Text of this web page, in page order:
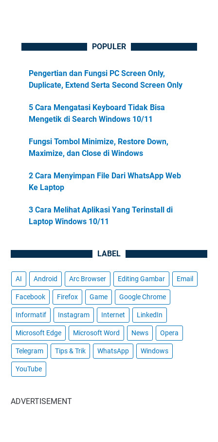
POPULER
Pengertian dan Fungsi PC Screen Only,
Duplicate, Extend Serta Second Screen Only
5 Cara Mengatasi Keyboard Tidak Bisa
Mengetik di Search Windows 10/11
Fungsi Tombol Minimize, Restore Down,
Maximize, dan Close di Windows
2 Cara Menyimpan File Dari WhatsApp Web
Ke Laptop
3 Cara Melihat Aplikasi Yang Terinstall di
Laptop Windows 10/11
LABEL
AI Android Arc Browser Editing Gambar Email
Facebook Firefox Game Google Chrome
Informatif Instagram Internet LinkedIn
Microsoft Edge Microsoft Word News Opera
Telegram Tips & Trik WhatsApp Windows
YouTube
ADVERTISEMENT